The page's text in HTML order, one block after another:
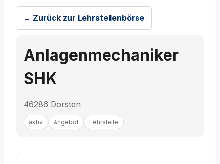
← Zurück zur Lehrstellenbörse
Anlagenmechaniker
SHK
46286 Dorsten
aktiv Angebot Lehrstelle